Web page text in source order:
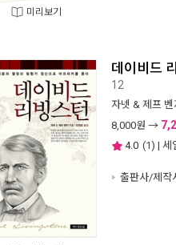
미리보기
데이비드
12
자넷 & 제프 벤
8,000원 →
4.0 (1) | 세
출판사/제작